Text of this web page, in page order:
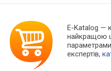
E-Katalog —
найкращою
експертів,